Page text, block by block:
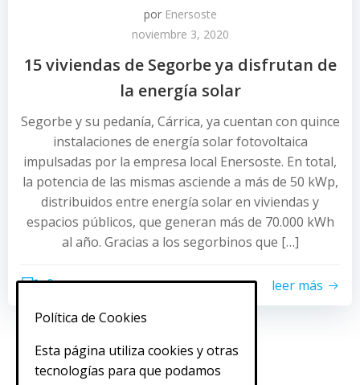
por Enersoste
noviembre 3, 2020
15 viviendas de Segorbe ya disfrutan de
la energía solar
Segorbe y su pedanía, Cárrica, ya cuentan con quince
instalaciones de energía solar fotovoltaica
impulsadas por la empresa local Enersoste. En total,
la potencia de las mismas asciende a más de 50 kWp,
distribuidos entre energía solar en viviendas y
espacios públicos, que generan más de 70.000 kWh
al año. Gracias a los segorbinos que […]
0
leer más
Política de Cookies
Esta página utiliza cookies y otras
tecnologías para que podamos